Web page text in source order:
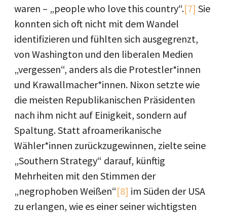
waren – „people who love this country“.[7] Sie
konnten sich oft nicht mit dem Wandel
identifizieren und fühlten sich ausgegrenzt,
von Washington und den liberalen Medien
„vergessen“, anders als die Protestler*innen
und Krawallmacher*innen. Nixon setzte wie
die meisten Republikanischen Präsidenten
nach ihm nicht auf Einigkeit, sondern auf
Spaltung. Statt afroamerikanische
Wähler*innen zurückzugewinnen, zielte seine
„Southern Strategy“ darauf, künftig
Mehrheiten mit den Stimmen der
„negrophoben Weißen“[8] im Süden der USA
zu erlangen, wie es einer seiner wichtigsten